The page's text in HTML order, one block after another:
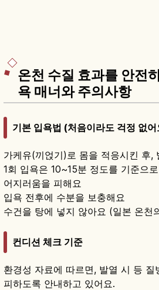
온천 수질 효과를 안전
욕 매너와 주의사항
기본 입욕법 (처음이라도 걱정 없
가케유(끼얹기)로 몸을 적응시킨 후,
1회 입욕은 10~15분 정도를 기준으
어지러움을 피해요
입욕 전후에 수분을 보충해요
수건을 탕에 넣지 않아요 (일본 온천
컨디션 체크 기준
환경성 자료에 따르면, 발열 시 등 질
피하도록 안내하고 있어요.